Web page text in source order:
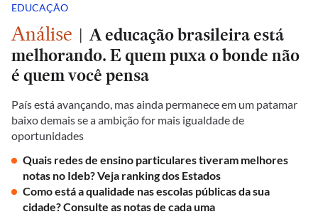
EDUCAÇÃO
Análise | A educação brasileira está
melhorando. E quem puxa o bonde não
é quem você pensa
País está avançando, mas ainda permanece em um patamar
baixo demais se a ambição for mais igualdade de
oportunidades
Quais redes de ensino particulares tiveram melhores
notas no Ideb? Veja ranking dos Estados
Como está a qualidade nas escolas públicas da sua
cidade? Consulte as notas de cada uma